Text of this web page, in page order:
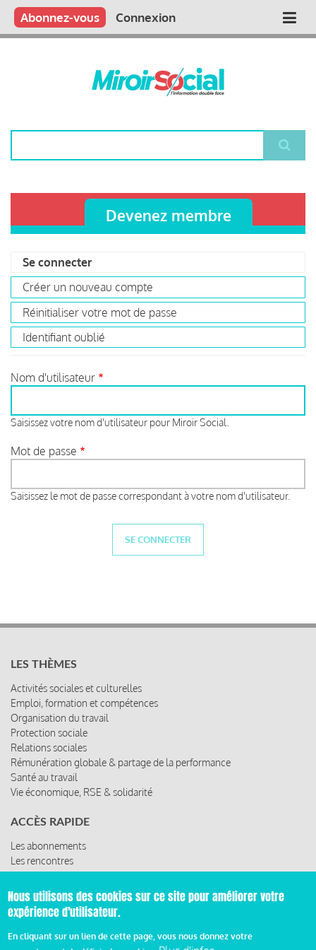
Aller
contenu
Main
Qui sommes nous ?
Vous publiez
Nous publions
Contactez-nous
Abonnez-vous Connexion
Devenez membre
Primary
tabs
Se connecter
actif)
Créer un nouveau compte
Réinitialiser votre mot de passe
Identifiant oublié
Nom d'utilisateur
Saisissez votre nom d'utilisateur pour Miroir Social.
Mot de passe
Saisissez le mot de passe correspondant à votre nom d'utilisateur.
LES THÈMES
Activités sociales et culturelles
Emploi, formation et compétences
Organisation du travail
Protection sociale
Relations sociales
Rémunération globale & partage de la performance
Santé au travail
Vie économique, RSE & solidarité
ACCÈS RAPIDE
Les abonnements
Les rencontres
Les ressources
© 2019 Miroir Social - Réalisé parCafffeine
Nous utilisons des cookies sur ce site pour améliorer votre
expérience d'utilisateur.
En cliquant sur un lien de cette page, vous nous donnez votre